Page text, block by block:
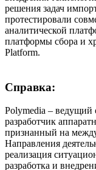
решения задач
протестировали
аналитической
платформы сбора и
Platform.
Справка:
Polymedia – ведущий
разработчик
признанный на
Направления
реализация
разработка и